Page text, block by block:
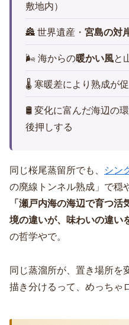
敷地内）
🏯 世界遺産・宮島の対
🌬️ 海からの暖かい風と
🌡️ 寒暖差により熟成が
🛢️ 変化に富んだ海辺の
後押しする
同じ桜尾蒸留所でも、 シン
の廃線トンネル熟成」で穏
「瀬戸内海の海辺で育つ活
境の違いが、味わいの違い
の哲学やで。
同じ蒸溜所が、置き場所を
描き分けるって、めっちゃ